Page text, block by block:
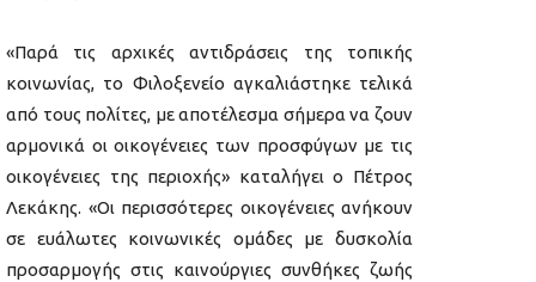
«Παρά τις αρχικές αντιδράσεις της τοπικής
κοινωνίας, το Φιλοξενείο αγκαλιάστηκε τελικά
από τους πολίτες, με αποτέλεσμα σήμερα να ζουν
αρμονικά οι οικογένειες των προσφύγων με τις
οικογένειες της περιοχής» καταλήγει ο Πέτρος
Λεκάκης. «Οι περισσότερες οικογένειες ανήκουν
σε ευάλωτες κοινωνικές ομάδες με δυσκολία
προσαρμογής στις καινούργιες συνθήκες ζωής